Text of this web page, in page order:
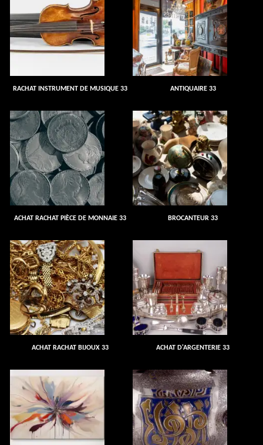
RACHAT INSTRUMENT DE MUSIQUE 33 ANTIQUAIRE 33
ACHAT RACHAT PIÈCE DE MONNAIE 33 BROCANTEUR 33
ACHAT RACHAT BIJOUX 33 ACHAT D'ARGENTERIE 33